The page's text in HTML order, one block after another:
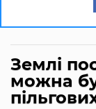
Землі
можна